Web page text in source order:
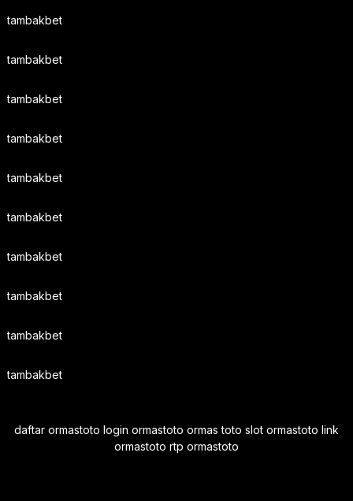
tambakbet
tambakbet
tambakbet
tambakbet
tambakbet
tambakbet
tambakbet
tambakbet
tambakbet
tambakbet
daftar ormastoto login ormastoto ormas toto slot ormastoto link
ormastoto rtp ormastoto